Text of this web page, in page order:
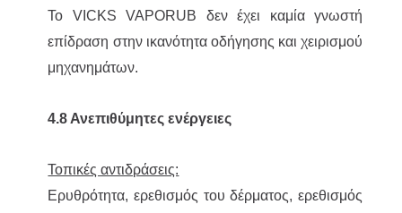
Το VICKS VAPORUB δεν έχει καμία γνωστή
επίδραση στην ικανότητα οδήγησης και χειρισμού
μηχανημάτων.
4.8 Ανεπιθύμητες ενέργειες
Τοπικές αντιδράσεις:
Ερυθρότητα, ερεθισμός του δέρματος, ερεθισμός